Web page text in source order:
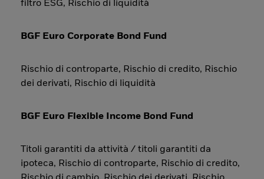
filtro ESG, Rischio di liquidità
BGF Euro Corporate Bond Fund
Rischio di controparte, Rischio di credito, Rischio
dei derivati, Rischio di liquidità
BGF Euro Flexible Income Bond Fund
Titoli garantiti da attività / titoli garantiti da
ipoteca, Rischio di controparte, Rischio di credito,